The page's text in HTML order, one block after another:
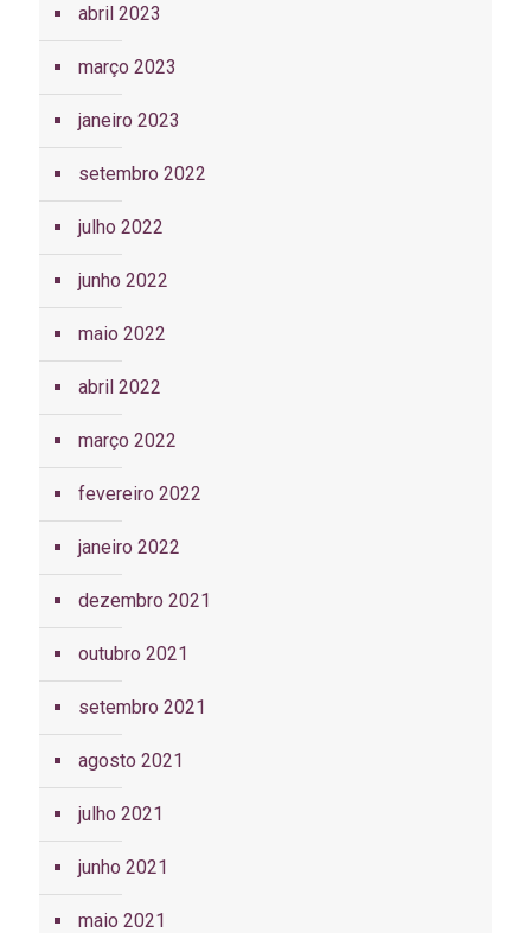
abril 2023
março 2023
janeiro 2023
setembro 2022
julho 2022
junho 2022
maio 2022
abril 2022
março 2022
fevereiro 2022
janeiro 2022
dezembro 2021
outubro 2021
setembro 2021
agosto 2021
julho 2021
junho 2021
maio 2021